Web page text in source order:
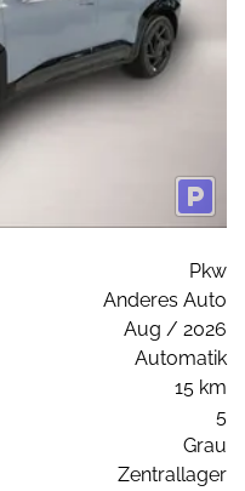
Pkw
Anderes Auto
Aug / 2026
Automatik
15 km
5
Grau
Zentrallager